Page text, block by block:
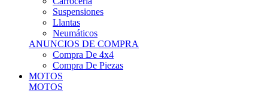
Llantas
Neumáticos
ANUNCIOS DE COMPRA
Compra De 4x4
Compra De Piezas
MOTOS
MOTOS
Motos De Circuito